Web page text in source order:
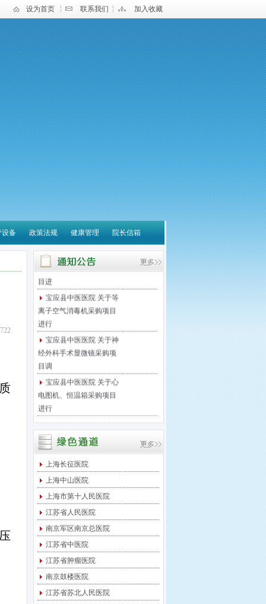
设为首页 联系我们 加入收藏
院长信箱
健康管理
政策法规
设备
宝应县中医医院 关于营
养诊疗云平台系统采购项
目进
宝应县中医医院 关于等
离子空气消毒机采购项目
进行
宝应县中医医院 关于神
经外科手术显微镜采购项
目调
宝应县中医医院 关于心
电图机、恒温箱采购项目
进行
宝应县中医医院 关于医
进行
底泵采购项目进行院内竞
争性
宝应县中医医院 关于西
门子DR维修保养服务项目
采
宝应县中医医院 关于临
时起搏器采购项目进行竞
争性
宝应县中医医院 关于中
央监护系统采购项目进行
上海长征医院
上海中山医院
上海市第十人民医院
江苏省人民医院
南京军区南京总医院
江苏省中医院
江苏省肿瘤医院
南京鼓楼医院
江苏省苏北人民医院